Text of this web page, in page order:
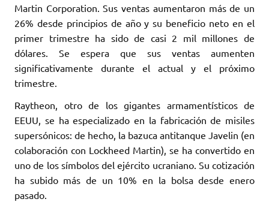
Martin Corporation. Sus ventas aumentaron más de un
26% desde principios de año y su beneficio neto en el
primer trimestre ha sido de casi 2 mil millones de
dólares. Se espera que sus ventas aumenten
significativamente durante el actual y el próximo
trimestre.
Raytheon, otro de los gigantes armamentísticos de
EEUU, se ha especializado en la fabricación de misiles
supersónicos: de hecho, la bazuca antitanque Javelin (en
colaboración con Lockheed Martin), se ha convertido en
uno de los símbolos del ejército ucraniano. Su cotización
ha subido más de un 10% en la bolsa desde enero
pasado.